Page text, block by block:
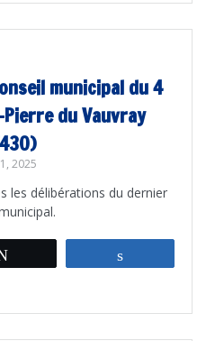
municipal du 4
du Vauvray
2025
les délibérations du dernier